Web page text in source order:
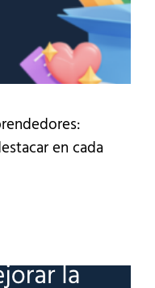
en cada